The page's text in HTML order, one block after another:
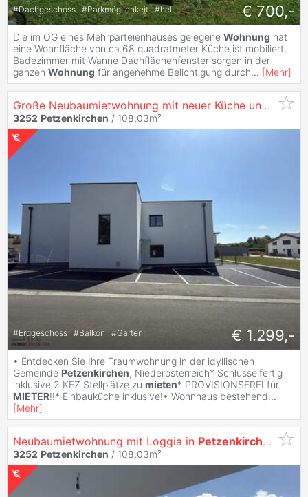
#Dachgeschoss #Parkmöglichkeit #hell € 700,-
Die im OG eines Mehrparteienhauses gelegene Wohnung hat
eine Wohnfläche von ca.68 quadratmeter Küche ist mobiliert,
Badezimmer mit Wanne Dachflächenfenster sorgen in der
ganzen Wohnung für angenehme Belichtigung durch... [Mehr]
Große Neubaumietwohnung mit neuer Küche und Loggia!
3252 Petzenkirchen / 108,03m²
#Erdgeschoss #Balkon #Garten € 1.299,-
• Entdecken Sie Ihre Traumwohnung in der idyllischen
Gemeinde Petzenkirchen, Niederösterreich* Schlüsselfertig
inklusive 2 KFZ Stellplätze zu mieten* PROVISIONSFREI für
MIETER!!* Einbauküche inklusive!• Wohnhaus bestehend...
[Mehr]
Neubaumietwohnung mit Loggia in Petzenkirchen !
3252 Petzenkirchen / 108,03m²